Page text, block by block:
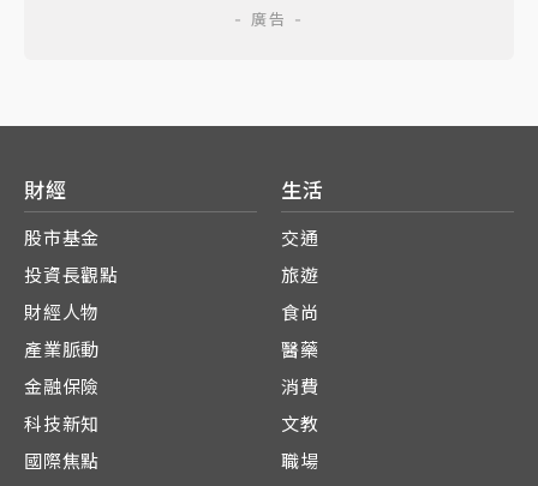
財經
股市基金
投資長觀點
財經人物
產業脈動
金融保險
科技新知
國際焦點
生活
交通
旅遊
食尚
醫藥
消費
文教
職場